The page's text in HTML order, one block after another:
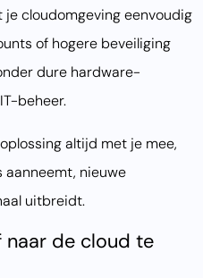
cloudomgeving eenvoudig
of hogere beveiliging
dure hardware-
beheer.
altijd met je mee,
aanneemt, nieuwe
uitbreidt.
naar de cloud te